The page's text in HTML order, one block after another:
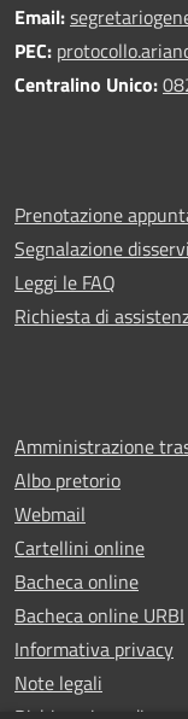
Email:
PEC:
Centralino Unico:
Prenotazione
Segnalazione
Leggi le FAQ
Richiesta di
Amministrazione
Albo pretorio
Webmail
Cartellini online
Bacheca online
Bacheca online URBI
Informativa privacy
Note legali